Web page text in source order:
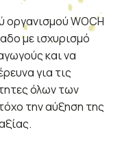
WOCH
με ισχυρισμό
και να
για τις
όλων των
την αύξηση της